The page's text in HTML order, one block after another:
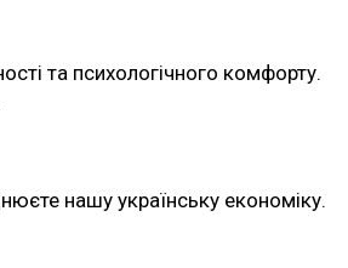
та психологічного комфорту.
нашу українську економіку.